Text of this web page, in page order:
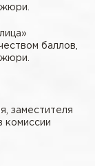
баллов,
заместителя
комиссии